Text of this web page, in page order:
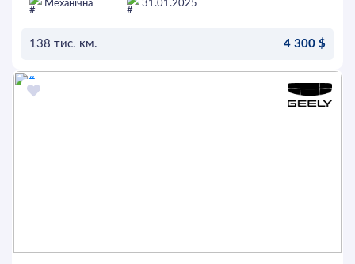
Механічна 31.01.2025
138 тис. км. 4 300 $
ОСТАВИТЬ ЗАЯВКУ